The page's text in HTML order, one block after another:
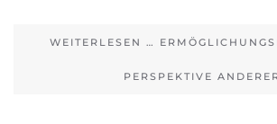
WEITERLESEN …
PERSPEKTIVE